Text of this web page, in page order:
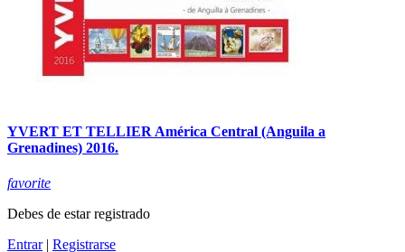
YVERT ET TELLIER América Central (Anguila a
Grenadines) 2016.
favorite
Debes de estar registrado
Entrar| Registrarse